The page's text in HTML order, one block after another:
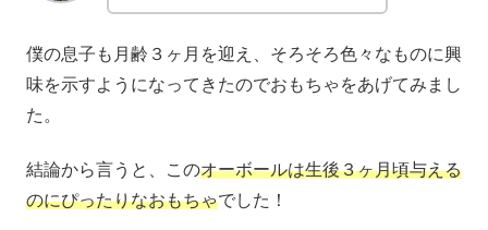
僕の息子も月齢３ヶ月を迎え、そろそろ色々なものに興
味を示すようになってきたのでおもちゃをあげてみまし
た。
結論から言うと、このオーボールは生後３ヶ月頃与える
のにぴったりなおもちゃでした！